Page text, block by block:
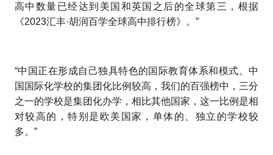
高中数量已经达到美国和英国之后的全球第三，根据
《2023汇丰·胡润百学全球高中排行榜》。”
“中国正在形成自己独具特色的国际教育体系和模式。中
国国际化学校的集团化比例较高，我们的百强榜中，三分
之一的学校是集团化办学，相比其他国家，这一比例是相
对较高的，特别是欧美国家，单体的、独立的学校较
多。”